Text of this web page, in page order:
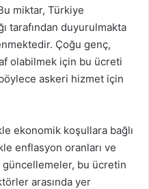
miktar, Türkiye
tarafından duyurulmakta
Çoğu genç,
olabilmek için bu ücreti
askeri hizmet için
ekonomik koşullara bağlı
enflasyon oranları ve
bu ücretin
arasında yer